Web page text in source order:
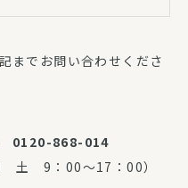
までお問い合わせくださ
0120-868-014
9：00～17：00）